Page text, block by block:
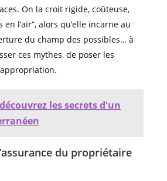
On la croit rigide, coûteuse,
en l’air”, alors qu’elle incarne au
du champ des possibles… à
ces mythes, de poser les
découvrez les secrets d'un
du propriétaire